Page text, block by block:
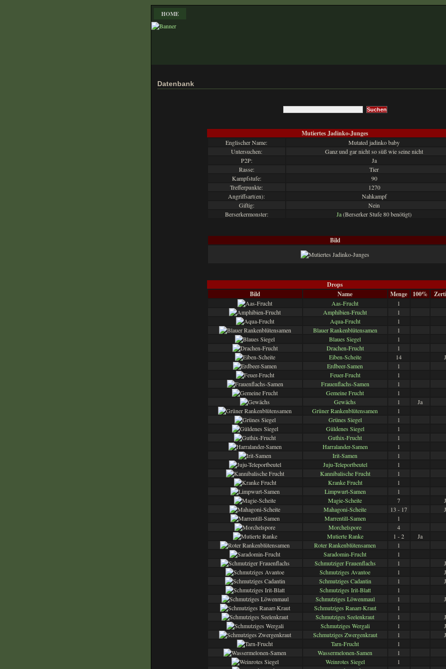
HOME
Datenbank
Mutiertes Jadinko-Junges
Englischer Name:
Mutated jadinko baby
Untersuchen:
Ganz und gar nicht so süß wie seine nicht
P2P:
Ja
Rasse:
Tier
Kampfstufe:
90
Trefferpunkte:
1270
Angriffsart(en):
Nahkampf
Giftig:
Nein
Berserkermonster:
Ja(Berserker Stufe 80 benötigt)
Bild
Drops
Bild
Name Menge 100%
Aas-Frucht
1
Amphibien-Frucht
1
Aqua-Frucht
1
Blauer Rankenblütensamen
1
Blaues Siegel
1
Drachen-Frucht
1
Eiben-Scheite
14
Erdbeer-Samen
1
Feuer-Frucht
1
Frauenflachs-Samen
1
Gemeine Frucht
1
Gewächs
1
Ja
Grüner Rankenblütensamen
1
Grünes Siegel
1
Güldenes Siegel
1
Guthix-Frucht
1
Harralander-Samen
1
Irit-Samen
1
Juju-Teleportbeutel
1
Kannibalische Frucht
1
Kranke Frucht
1
Limpwurt-Samen
1
Magie-Scheite
7
Mahagoni-Scheite
13 - 17
Marrentill-Samen
1
Morchelspore
4
Mutierte Ranke
1 - 2
Ja
Roter Rankenblütensamen
1
Saradomin-Frucht
1
Schmutziger Frauenflachs
1
Schmutziges Avantoe
1
Schmutziges Cadantin
1
Schmutziges Irit-Blatt
1
Schmutziges Löwenmaul
1
Schmutziges Ranarr-Kraut
1
Schmutziges Seelenkraut
1
Schmutziges Wergali
1
Schmutziges Zwergenkraut
1
Tarn-Frucht
1
Wassermelonen-Samen
1
Weinrotes Siegel
1